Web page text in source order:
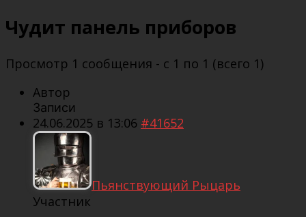
Чудит панель приборов
Просмотр 1 сообщения - с 1 по 1 (всего 1)
Автор
Записи
24.06.2025 в 13:06 #41652
Пьянствующий Рыцарь
Участник